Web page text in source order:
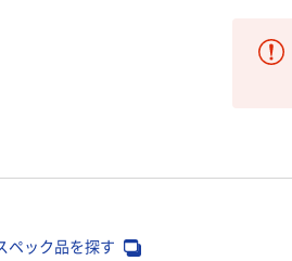
ペック品を探す